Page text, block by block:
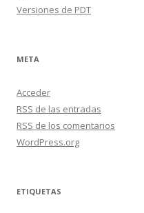
Versiones de PDT
META
Acceder
RSS de las entradas
RSS de los comentarios
WordPress.org
ETIQUETAS